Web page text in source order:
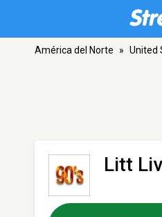
América del Norte » United
Litt